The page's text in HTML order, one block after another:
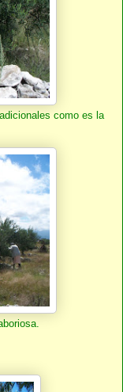
como es la